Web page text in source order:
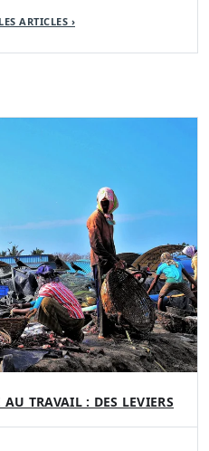
ARTICLES ›
TRAVAIL : DES LEVIERS